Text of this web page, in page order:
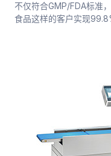
不仅符合GMP/FDA标准
食品这样的客户实现